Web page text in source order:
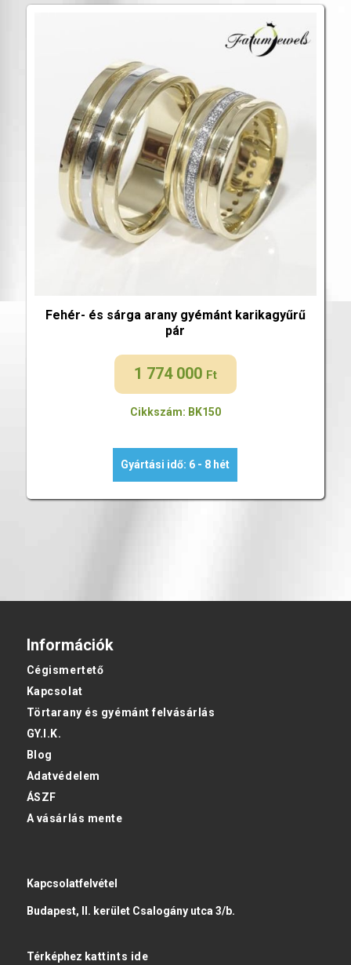
Fehér- és sárga arany gyémánt karikagyűrű
pár
1 774 000 Ft
Cikkszám: BK150
Gyártási idő: 6 - 8 hét
Információk
Cégismertető
Kapcsolat
Törtarany és gyémánt felvásárlás
GY.I.K.
Blog
Adatvédelem
ÁSZF
A vásárlás mente
Kapcsolatfelvétel
Budapest, II. kerület Csalogány utca 3/b.
Térképhez kattints ide